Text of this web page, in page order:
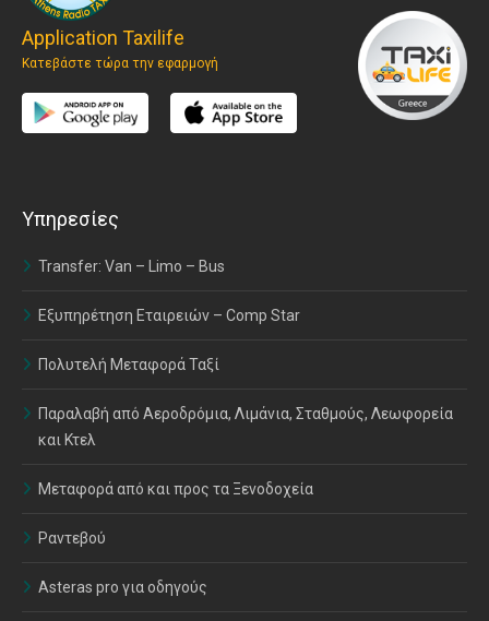
Application Taxilife
Κατεβάστε τώρα την εφαρμογή
Υπηρεσίες
Transfer: Van – Limo – Bus
Εξυπηρέτηση Εταιρειών – Comp Star
Πολυτελή Μεταφορά Ταξί
Παραλαβή από Αεροδρόμια, Λιμάνια, Σταθμούς, Λεωφορεία
και Κτελ
Μεταφορά από και προς τα Ξενοδοχεία
Ραντεβού
Asteras pro για οδηγούς